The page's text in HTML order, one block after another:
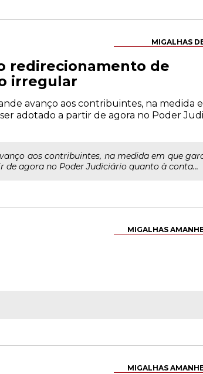
MIGALHAS
redirecionamento de
irregular
avanço aos contribuintes, na medida
adotado a partir de agora no Poder
aos contribuintes, na medida em que
agora no Poder Judiciário quanto à conta...
MIGALHAS
MIGALHAS